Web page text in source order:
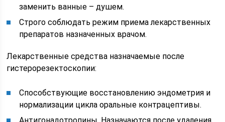
заменить ванные – душем.
Строго соблюдать режим приема лекарственных
препаратов назначенных врачом.
Лекарственные средства назначаемые после
гистерорезектоскопии:
Способствующие восстановлению эндометрия и
нормализации цикла оральные контрацептивы.